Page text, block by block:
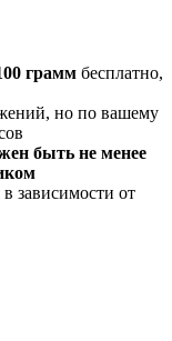
грамм бесплатно,
но по вашему
быть не менее
зависимости от